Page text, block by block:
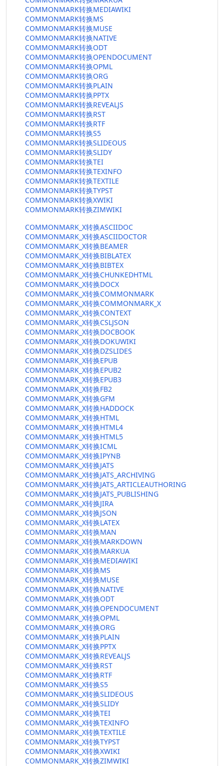
COMMONMARK转换MEDIAWIKI
COMMONMARK转换MS
COMMONMARK转换MUSE
COMMONMARK转换NATIVE
COMMONMARK转换ODT
COMMONMARK转换OPENDOCUMENT
COMMONMARK转换OPML
COMMONMARK转换ORG
COMMONMARK转换PLAIN
COMMONMARK转换PPTX
COMMONMARK转换REVEALJS
COMMONMARK转换RST
COMMONMARK转换RTF
COMMONMARK转换S5
COMMONMARK转换SLIDEOUS
COMMONMARK转换SLIDY
COMMONMARK转换TEI
COMMONMARK转换TEXINFO
COMMONMARK转换TEXTILE
COMMONMARK转换TYPST
COMMONMARK转换XWIKI
COMMONMARK转换ZIMWIKI
COMMONMARK_X转换ASCIIDOC
COMMONMARK_X转换ASCIIDOCTOR
COMMONMARK_X转换BEAMER
COMMONMARK_X转换BIBLATEX
COMMONMARK_X转换BIBTEX
COMMONMARK_X转换CHUNKEDHTML
COMMONMARK_X转换DOCX
COMMONMARK_X转换COMMONMARK
COMMONMARK_X转换COMMONMARK_X
COMMONMARK_X转换CONTEXT
COMMONMARK_X转换CSLJSON
COMMONMARK_X转换DOCBOOK
COMMONMARK_X转换DOKUWIKI
COMMONMARK_X转换DZSLIDES
COMMONMARK_X转换EPUB
COMMONMARK_X转换EPUB2
COMMONMARK_X转换EPUB3
COMMONMARK_X转换FB2
COMMONMARK_X转换GFM
COMMONMARK_X转换HADDOCK
COMMONMARK_X转换HTML
COMMONMARK_X转换HTML4
COMMONMARK_X转换HTML5
COMMONMARK_X转换ICML
COMMONMARK_X转换IPYNB
COMMONMARK_X转换JATS
COMMONMARK_X转换JATS_ARCHIVING
COMMONMARK_X转换JATS_ARTICLEAUTHORING
COMMONMARK_X转换JATS_PUBLISHING
COMMONMARK_X转换JIRA
COMMONMARK_X转换JSON
COMMONMARK_X转换LATEX
COMMONMARK_X转换MAN
COMMONMARK_X转换MARKDOWN
COMMONMARK_X转换MARKUA
COMMONMARK_X转换MEDIAWIKI
COMMONMARK_X转换MS
COMMONMARK_X转换MUSE
COMMONMARK_X转换NATIVE
COMMONMARK_X转换ODT
COMMONMARK_X转换OPENDOCUMENT
COMMONMARK_X转换OPML
COMMONMARK_X转换ORG
COMMONMARK_X转换PLAIN
COMMONMARK_X转换PPTX
COMMONMARK_X转换REVEALJS
COMMONMARK_X转换RST
COMMONMARK_X转换RTF
COMMONMARK_X转换S5
COMMONMARK_X转换SLIDEOUS
COMMONMARK_X转换SLIDY
COMMONMARK_X转换TEI
COMMONMARK_X转换TEXINFO
COMMONMARK_X转换TEXTILE
COMMONMARK_X转换TYPST
COMMONMARK_X转换XWIKI
COMMONMARK_X转换ZIMWIKI